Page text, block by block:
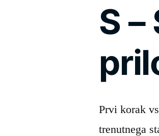
S
Prvi korak
trenutnega